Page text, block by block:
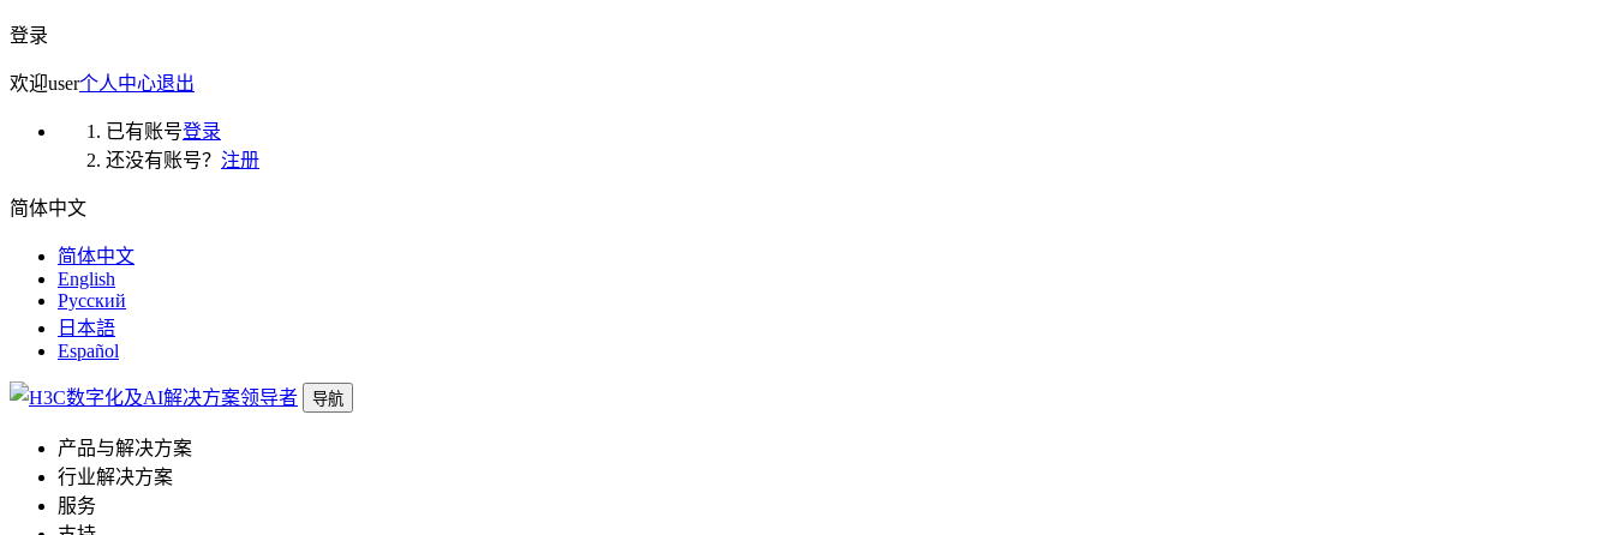
登录
欢迎user个人中心退出
已有账号登录
还没有账号？ 注册
简体中文
简体中文
English
Русский
日本語
Español
导航
产品与解决方案
行业解决方案
服务